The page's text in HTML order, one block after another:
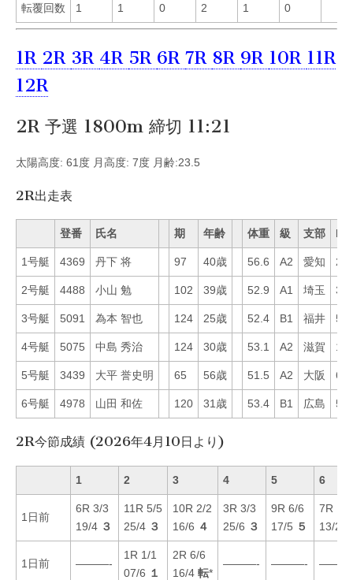
転覆回数 1 1 0 2 1 0
1R 2R 3R 4R 5R 6R 7R 8R 9R 10R 11R
12R
2R 予選 1800m 締切 11:21
太陽高度: 61度 月高度: 7度 月齢:23.5
2R出走表
登番 氏名 期 年齢 体重 級 支部 Mo
1号艇 4369 丹下 将 97 40歳 56.6 A2 愛知 22
2号艇 4488 小山 勉 102 39歳 52.9 A1 埼玉 33
3号艇 5091 為本 智也 124 25歳 52.4 B1 福井 51
4号艇 5075 中島 秀治 124 30歳 53.1 A2 滋賀 14
5号艇 3439 大平 誉史明 65 56歳 51.5 A2 大阪 61
6号艇 4978 山田 和佐 120 31歳 53.4 B1 広島 59
2R今節成績 (2026年4月10日より)
1 2 3 4 5 6
1日前
6R 3/3
19/4 ３
11R 5/5
25/4 ３
10R 2/2
16/6 ４
3R 3/3
25/6 ３
9R 6/6
17/5 ５
7R 1/1
13/2
1日前 ———-
1R 1/1
07/6 １
2R 6/6
16/4 転*
———- ———-